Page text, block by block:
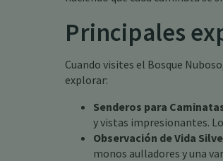
Principales
Cuando visites el Bosque
explorar:
Senderos para
y vistas impresionantes.
Observación de Vida
monos aulladores y una